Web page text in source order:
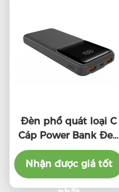
Đèn phổ quát loại C
Cáp Power Bank Đen
Trắng Bảo vệ quá tải
Nhận được giá tốt